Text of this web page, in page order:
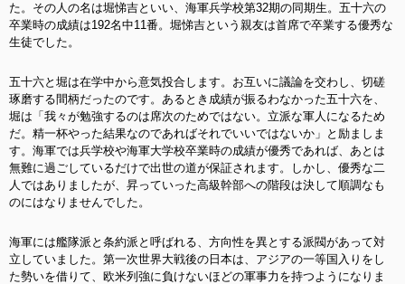
た。その人の名は堀悌吉といい、海軍兵学校第32期の同期生。五十六の
卒業時の成績は192名中11番。堀悌吉という親友は首席で卒業する優秀な
生徒でした。
五十六と堀は在学中から意気投合します。お互いに議論を交わし、切磋
琢磨する間柄だったのです。あるとき成績が振るわなかった五十六を、
堀は「我々が勉強するのは席次のためではない。立派な軍人になるため
だ。精一杯やった結果なのであればそれでいいではないか」と励ましま
す。海軍では兵学校や海軍大学校卒業時の成績が優秀であれば、あとは
無難に過ごしているだけで出世の道が保証されます。しかし、優秀な二
人ではありましたが、 昇っていった高級幹部への階段は決して順調なも
のにはなりませんでした。
海軍には艦隊派と条約派と呼ばれる、方向性を異とする派閥があって対
立していました。第一次世界大戦後の日本は、アジアの一等国入りをし
た勢いを借りて、欧米列強に負けないほどの軍事力を持つようになりま